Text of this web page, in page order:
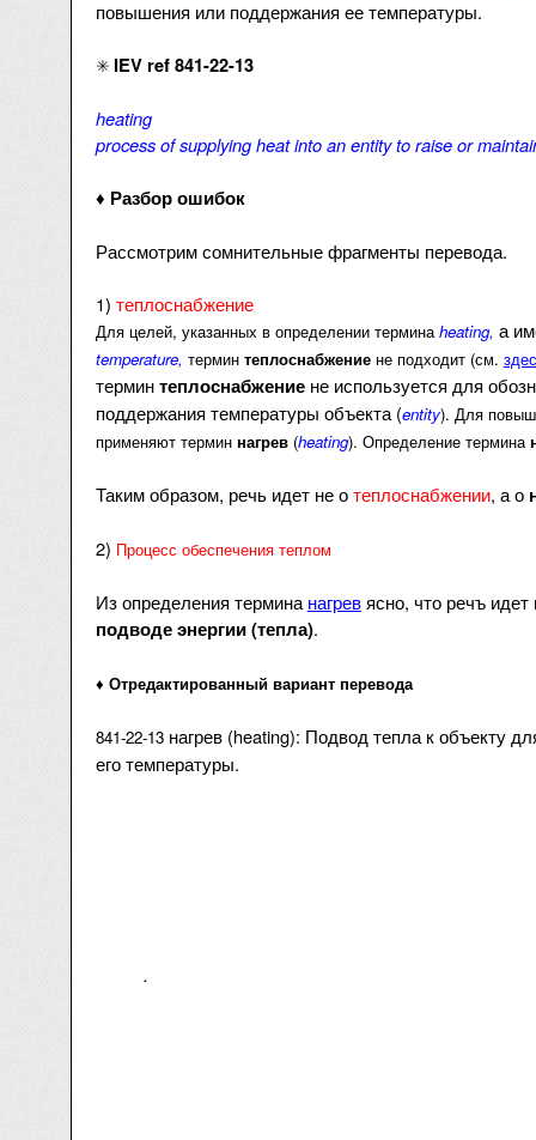
повышения или поддержания ее температуры.
✳️ IEV ref 841-22-13
heating
process of supplying heat into an entity to raise or
♦️ Разбор ошибок
Рассмотрим сомнительные фрагменты перевода.
1) теплоснабжение
Для целей, указанных в определении термина heating, а
temperature, термин теплоснабжение не подходит (см.
терминтеплоснабжение не используется для
поддержания температуры объекта (entity). Для
применяют термин нагрев(heating). Определение термина
Таким образом, речь идет не отеплоснабжении, а о
2) Процесс обеспечения теплом
Из определения термина нагревясно, что речъ
подводе энергии (тепла).
♦️ Отредактированный вариант перевода
841-22-13 нагрев (heating): Подвод тепла к объекту
его температуры.
.